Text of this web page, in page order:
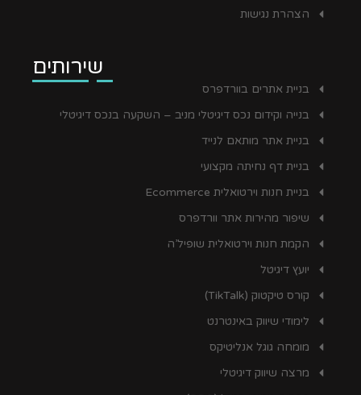
הצהרת נגישות
שירותים
בניית אתרים בוורדפרס
בנייה וקידום נכס דיגיטלי מניב – השקעה בנכס דיגיטלי
בניית אתר מותאם לנייד
בניית דף נחיתה מקצועי
בניית חנות וירטואלית Ecommerce
שיפור מהירות אתר וורדפרס
הקמת חנות וירטואלית שופיל’ה
יועץ דיגיטל
קורס טיקטוק (TikTalk)
לימודי שיווק באינטרנט
מומחה גוגל אנליטיקס
מרצה שיווק דיגיטלי